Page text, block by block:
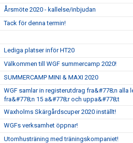
Årsmöte 2020 - kallelse/inbjudan
Tack för denna termin!
Lediga platser inför HT20
Välkommen till WGF summercamp 2020!
SUMMERCAMP MINI & MAXI 2020
WGF samlar in registerutdrag fra&#778;n alla
fra&#778;n 15 a&#778;r och uppa&#778;t
Waxholms Skärgårdscuper 2020 inställt!
WGFs verksamhet öppnar!
Utomhusträning med träningskompaniet!